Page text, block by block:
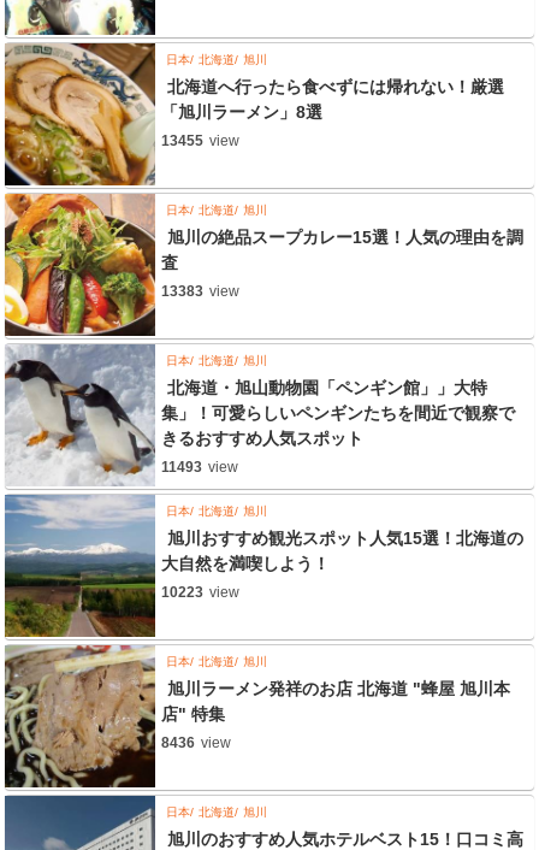
日本 北海道 旭川
北海道へ行ったら食べずには帰れない！厳選
「旭川ラーメン」8選
13455 view
日本 北海道 旭川
旭川の絶品スープカレー15選！人気の理由を調
査
13383 view
日本 北海道 旭川
北海道・旭山動物園「ペンギン館」」大特
集」！可愛らしいペンギンたちを間近で観察で
きるおすすめ人気スポット
11493 view
日本 北海道 旭川
旭川おすすめ観光スポット人気15選！北海道の
大自然を満喫しよう！
10223 view
日本 北海道 旭川
旭川ラーメン発祥のお店 北海道 "蜂屋 旭川本
店" 特集
8436 view
日本 北海道 旭川
旭川のおすすめ人気ホテルベスト15！口コミ高